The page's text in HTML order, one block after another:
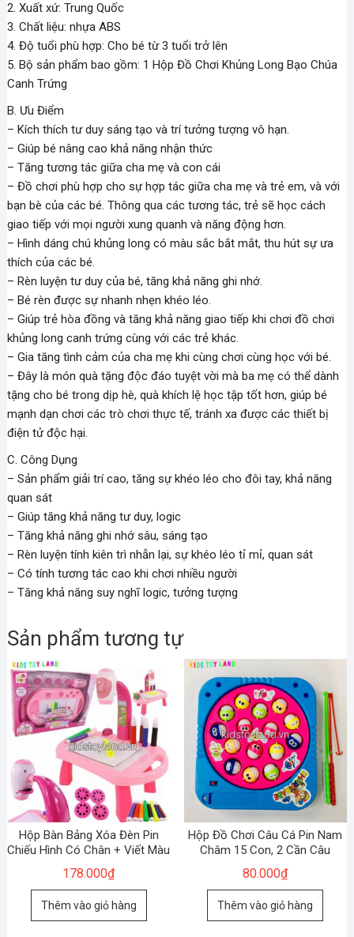
2. Xuất xứ: Trung Quốc
3. Chất liệu: nhựa ABS
4. Độ tuổi phù hợp: Cho bé từ 3 tuổi trở lên
5. Bộ sản phẩm bao gồm: 1 Hộp Đồ Chơi Khủng Long Bạo Chúa
Canh Trứng
B. Ưu Điểm
– Kích thích tư duy sáng tạo và trí tưởng tượng vô hạn.
– Giúp bé nâng cao khả năng nhận thức
– Tăng tương tác giữa cha mẹ và con cái
– Đồ chơi phù hợp cho sự hợp tác giữa cha mẹ và trẻ em, và với
bạn bè của các bé. Thông qua các tương tác, trẻ sẽ học cách
giao tiếp với mọi người xung quanh và năng động hơn.
– Hình dáng chú khủng long có màu sắc bắt mắt, thu hút sự ưa
thích của các bé.
– Rèn luyện tư duy của bé, tăng khả năng ghi nhớ.
– Bé rèn được sự nhanh nhẹn khéo léo.
– Giúp trẻ hòa đồng và tăng khả năng giao tiếp khi chơi đồ chơi
khủng long canh trứng cùng với các trẻ khác.
– Gia tăng tình cảm của cha mẹ khi cùng chơi cùng học với bé.
– Đây là món quà tặng độc đáo tuyệt vời mà ba mẹ có thể dành
tặng cho bé trong dịp hè, quà khích lệ học tập tốt hơn, giúp bé
mạnh dạn chơi các trò chơi thực tế, tránh xa được các thiết bị
điện tử độc hại.
C. Công Dụng
– Sản phẩm giải trí cao, tăng sự khéo léo cho đôi tay, khả năng
quan sát
– Giúp tăng khả năng tư duy, logic
– Tăng khả năng ghi nhớ sâu, sáng tạo
– Rèn luyện tính kiên trì nhẫn lại, sự khéo léo tỉ mỉ, quan sát
– Có tính tương tác cao khi chơi nhiều người
– Tăng khả năng suy nghĩ logic, tưởng tượng
Sản phẩm tương tự
Hộp Bàn Bảng Xóa Đèn Pin
Chiếu Hình Có Chân + Viết Màu
178.000₫
Thêm vào giỏ hàng
Hộp Đồ Chơi Câu Cá Pin Nam
Châm 15 Con, 2 Cần Câu
80.000₫
Thêm vào giỏ hàng